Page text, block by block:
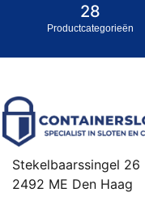
28
Productcategorieën
Stekelbaarssingel 26
2492 ME Den Haag